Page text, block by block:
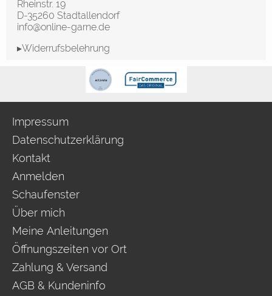
Rheinstr. 19
D-35260 Stadtallendorf
info@online-garne.de
▸Widerrufsbelehrung
Impressum
Datenschutzerklärung
Kontakt
Anmelden
Schaufenster
Über mich
Meine Anleitungen
Öffnungszeiten vor Ort
Zahlung & Versand
AGB & Kundeninfo